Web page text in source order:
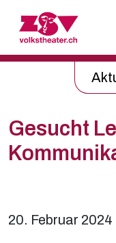
Skip to content
Gesucht
20. Februar